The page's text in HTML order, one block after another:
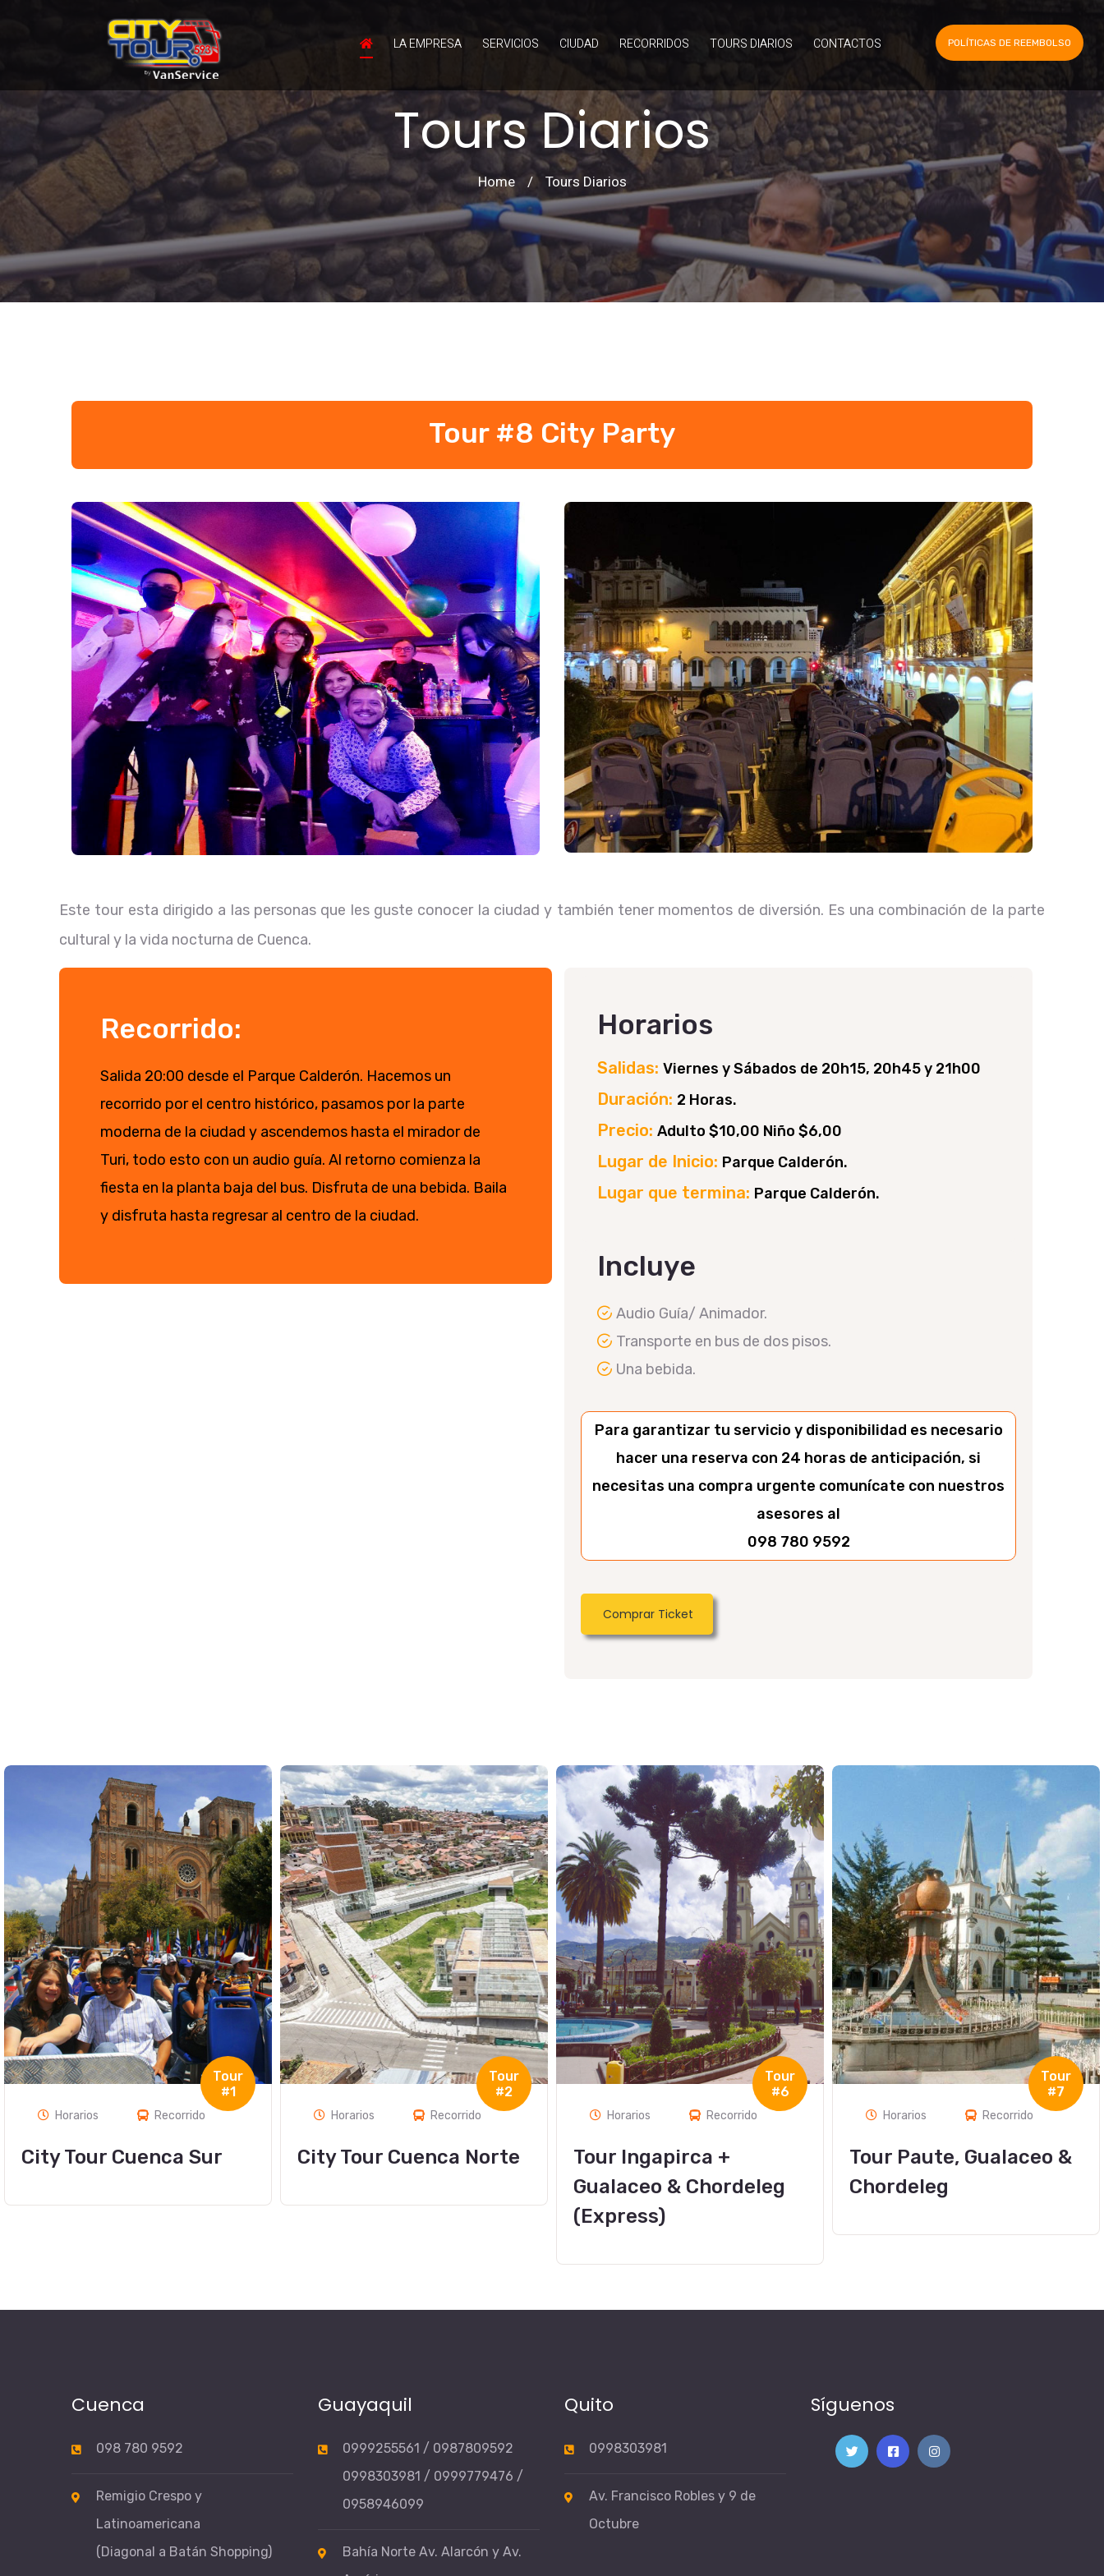
LA EMPRESA SERVICIOS CIUDAD RECORRIDOS TOURS DIARIOS CONTACTOS
Tours Diarios
Home / Tours Diarios
Tour #8 City Party
Este tour esta dirigido a las personas que les guste conocer la ciudad y también tener momentos de diversión. Es una combinación de la parte
cultural y la vida nocturna de Cuenca.
Recorrido:
Salida 20:00 desde el Parque Calderón. Hacemos un
recorrido por el centro histórico, pasamos por la parte
moderna de la ciudad y ascendemos hasta el mirador de
Turi, todo esto con un audio guía. Al retorno comienza la
fiesta en la planta baja del bus. Disfruta de una bebida. Baila
y disfruta hasta regresar al centro de la ciudad.
Horarios
Salidas: Viernes y Sábados de 20h15, 20h45 y 21h00
Duración: 2 Horas.
Precio: Adulto $10,00 Niño $6,00
Lugar de Inicio: Parque Calderón.
Lugar que termina: Parque Calderón.
Incluye
Audio Guía/ Animador.
Transporte en bus de dos pisos.
Una bebida.
Para garantizar tu servicio y disponibilidad es necesario
hacer una reserva con 24 horas de anticipación, si
necesitas una compra urgente comunícate con nuestros
asesores al
098 780 9592
Comprar Ticket
Tour
#2
Horarios Recorrido
City Tour Cuenca Norte
Tour
#6
Horarios Recorrido
Tour Ingapirca +
Tour
#7
Horarios Recorrido
Tour Paute, Gualaceo &
Chordeleg
Tour
#8
Horarios Recorrido
City Party
Cuenca
098 780 9592
Remigio Crespo y
Latinoamericana
(Diagonal a Batán Shopping)
Guayaquil
0999255561 / 0987809592
0998303981 / 0999779476 /
0958946099
Bahía Norte Av. Alarcón y Av.
Quito
0998303981
Av. Francisco Robles y 9 de
Octubre
Síguenos
POLÍTICAS DE REEMBOLSO